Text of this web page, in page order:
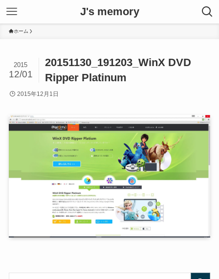
J's memory
ホーム
20151130_191203_WinX DVD
Ripper Platinum
2015
12/01
2015年12月1日